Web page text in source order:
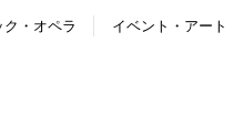
ク・オペラ イベント・アート